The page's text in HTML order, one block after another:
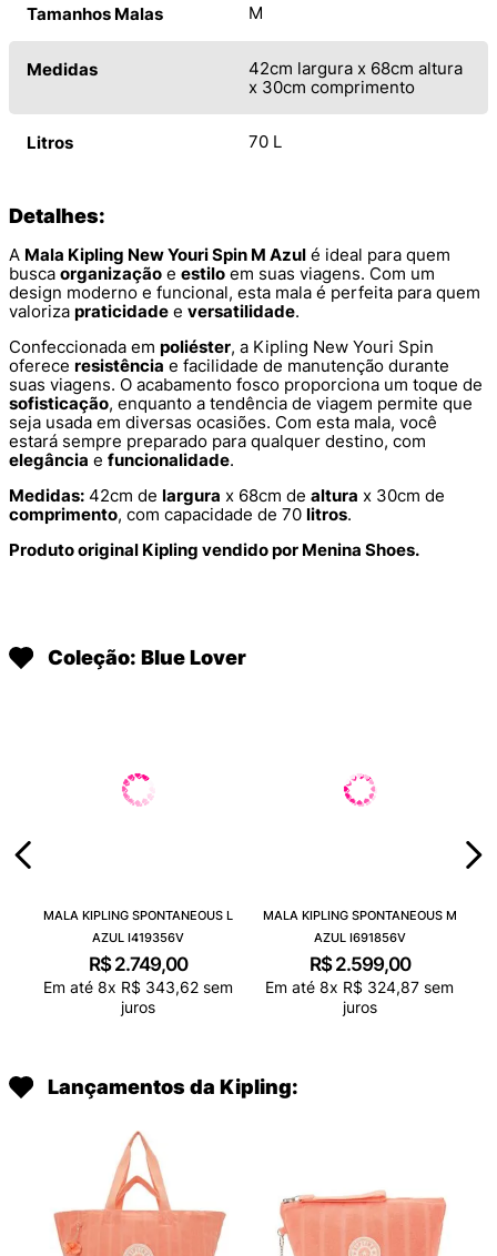
Tamanhos Malas M
Medidas
42cm largura x 68cm altura
x 30cm comprimento
Litros 70 L
Detalhes:
A Mala Kipling New Youri Spin M Azul é ideal para quem
busca organização e estilo em suas viagens. Com um
design moderno e funcional, esta mala é perfeita para quem
valoriza praticidade e versatilidade.
Confeccionada em poliéster, a Kipling New Youri Spin
oferece resistência e facilidade de manutenção durante
suas viagens. O acabamento fosco proporciona um toque de
sofisticação, enquanto a tendência de viagem permite que
seja usada em diversas ocasiões. Com esta mala, você
estará sempre preparado para qualquer destino, com
elegância e funcionalidade.
Medidas: 42cm de largura x 68cm de altura x 30cm de
comprimento, com capacidade de 70 litros.
Produto original Kipling vendido por Menina Shoes.
Coleção: Blue Lover
MALA KIPLING SPONTANEOUS L
AZUL I419356V
R$ 2.749,00
Em até 8x R$ 343,62sem
juros
MALA KIPLING SPONTANEOUS M
AZUL I691856V
R$ 2.599,00
Em até 8x R$ 324,87 sem
juros
Lançamentos da Kipling: